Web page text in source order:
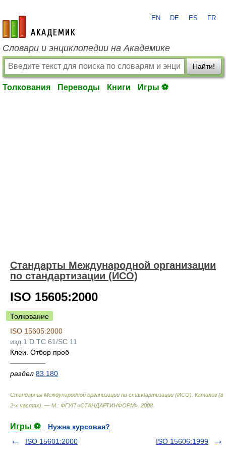
academic.ru
EN DE ES FR
Словари и энциклопедии на Академике
Найти!
Толкования Переводы Книги Игры ⚽
Стандарты Международной организации
по стандартизации (ИСО)
ISO 15605:2000
Толкование
ISO 15605:2000
изд.1 D TC 61/SC 11
Клеи. Отбор проб
—————
раздел 83.180
Стандарты Международной организации по стандартизации (ИСО). Каталог (в
2-х частях). — М.: ФГУП «СТАНДАРТИНФОРМ» 2008
Игры ⚽
Нужна курсовая?
ISO 15601:2000
ISO 15606:1999